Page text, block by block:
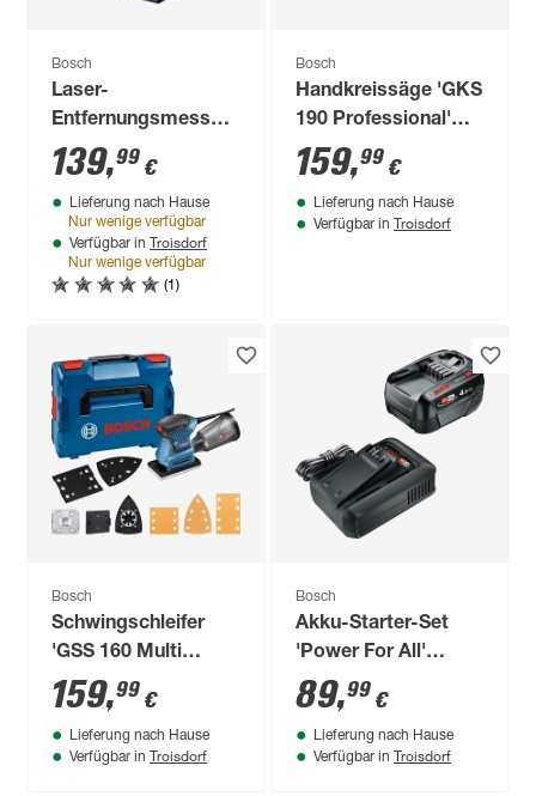
Bosch
Laser-
Entfernungsmesser
'Professional GLM
50-22' mit
Schutztasche und
Halterung
139,99 €
Lieferung nach Hause
Nur wenige verfügbar
Verfügbar in Troisdorf
Nur wenige verfügbar
(1)
Bosch
Handkreissäge 'GKS
190 Professional'
1400 W, Ø 190 mm
159,99 €
Lieferung nach Hause
Verfügbar in Troisdorf
Bosch
Schwingschleifer
'GSS 160 Multi
Professional' 180 W,
inklusive Zubehör
und L-BOXX 136
159,99 €
Lieferung nach Hause
Verfügbar in Troisdorf
Bosch
Akku-Starter-Set
'Power For All'
Ladegerät und Akku
18 V 4 Ah
89,99 €
Lieferung nach Hause
Verfügbar in Troisdorf